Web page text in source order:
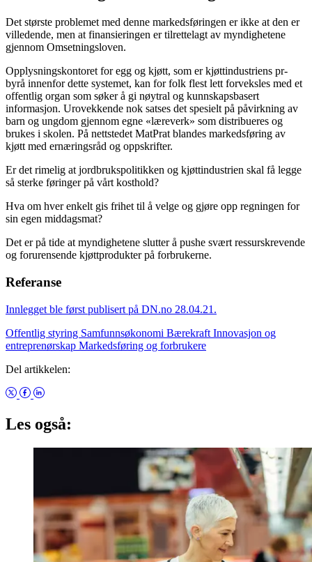
Det største problemet med denne markedsføringen er ikke at den er
villedende, men at finansieringen er tilrettelagt av myndighetene
gjennom Omsetningsloven.
Opplysningskontoret for egg og kjøtt, som er kjøttindustriens pr-
byrå innenfor dette systemet, kan for folk flest lett forveksles med et
offentlig organ som søker å gi nøytral og kunnskapsbasert
informasjon. Urovekkende nok satses det spesielt på påvirkning av
barn og ungdom gjennom egne «læreverk» som distribueres og
brukes i skolen. På nettstedet MatPrat blandes markedsføring av
kjøtt med ernæringsråd og oppskrifter.
Er det rimelig at jordbrukspolitikken og kjøttindustrien skal få legge
så sterke føringer på vårt kosthold?
Hva om hver enkelt gis frihet til å velge og gjøre opp regningen for
sin egen middagsmat?
Det er på tide at myndighetene slutter å pushe svært ressurskrevende
og forurensende kjøttprodukter på forbrukerne.
Referanse
Innlegget ble først publisert på DN.no 28.04.21.
Offentlig styring Samfunnsøkonomi Bærekraft Innovasjon og
entreprenørskap Markedsføring og forbrukere
Del artikkelen:
Les også: